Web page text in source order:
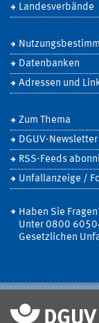
Landesverbände
Datenbanken
Adressen und
Zum Thema
DGUV-Newsletter
RSS-Feeds
Unfallanzeige /
Haben Sie
Unter 0800
Gesetzlichen